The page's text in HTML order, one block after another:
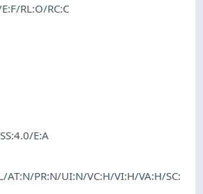
RL:O/RC:C
E:A
AT:N/PR:N/UI:N/VC:H/VI:H/VA:H/SC: